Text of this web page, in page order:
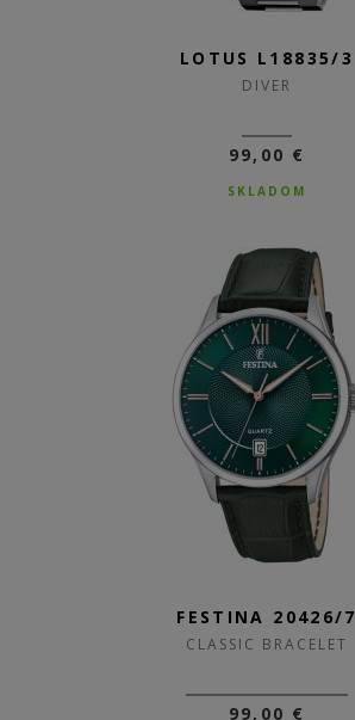
LOTUS L18835/3
DIVER
99,00 €
SKLADOM
FESTINA 20426/7
CLASSIC BRACELET
99,00 €